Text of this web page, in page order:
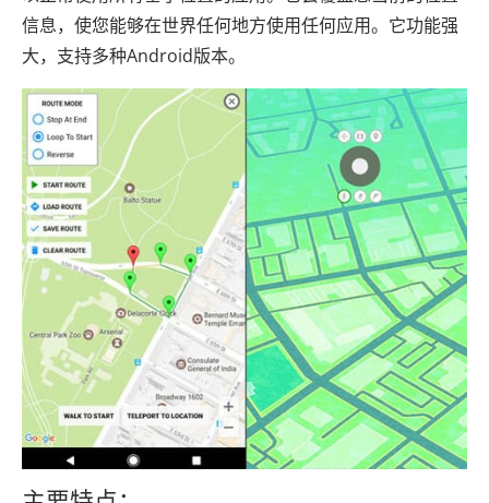
信息，使您能够在世界任何地方使用任何应用。它功能强
大，支持多种Android版本。